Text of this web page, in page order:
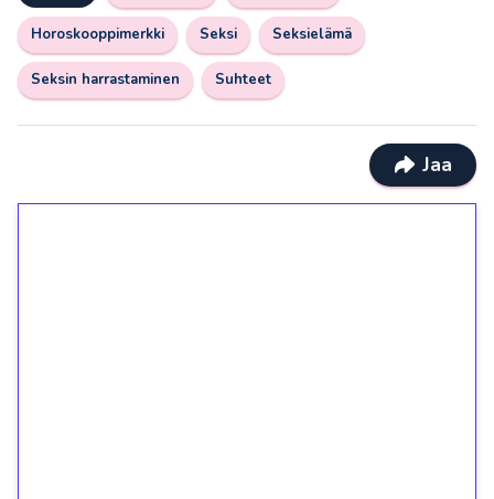
Horoskooppimerkki Seksi Seksielämä
Seksin harrastaminen Suhteet
Jaa